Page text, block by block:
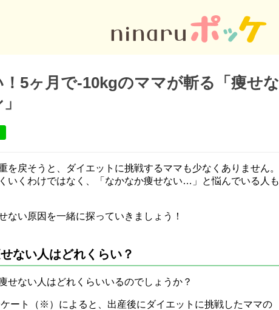
5ヶ月で-10kgのママが斬る「痩せな
を戻そうと、ダイエットに挑戦するママも少なくありません。
いくわけではなく、「なかなか痩せない…」と悩んでいる人も
ない原因を一緒に探っていきましょう！
ない人はどれくらい？
せない人はどれくらいいるのでしょうか？
ート（※）によると、出産後にダイエットに挑戦したママの